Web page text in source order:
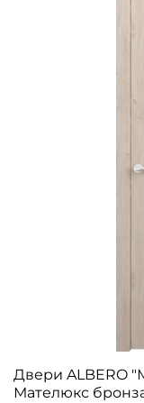
Двери ALBERO
Мателюкс